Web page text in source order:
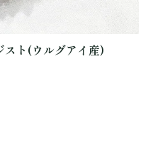
ト(ウルグアイ産)